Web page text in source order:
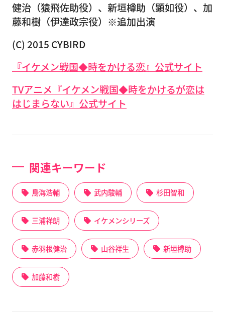
健治（猿飛佐助役）、新垣樽助（顕如役）、加
藤和樹（伊達政宗役）※追加出演
(C) 2015 CYBIRD
『イケメン戦国◆時をかける恋』公式サイト
TVアニメ『イケメン戦国◆時をかけるが恋は
はじまらない』公式サイト
関連キーワード
鳥海浩輔 武内駿輔 杉田智和
三浦祥朗 イケメンシリーズ
赤羽根健治 山谷祥生 新垣樽助
加藤和樹